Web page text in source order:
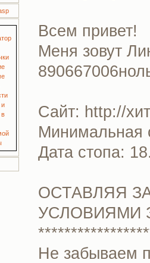
Всем привет!
Меня зовут
Сайт: http://
Минимальная
Дата стопа:
ОСТАВЛЯЯ
УСЛОВИЯМИ
Не забываем